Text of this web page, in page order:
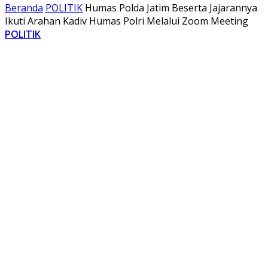
Beranda POLITIK Humas Polda Jatim Beserta Jajarannya
Ikuti Arahan Kadiv Humas Polri Melalui Zoom Meeting
POLITIK